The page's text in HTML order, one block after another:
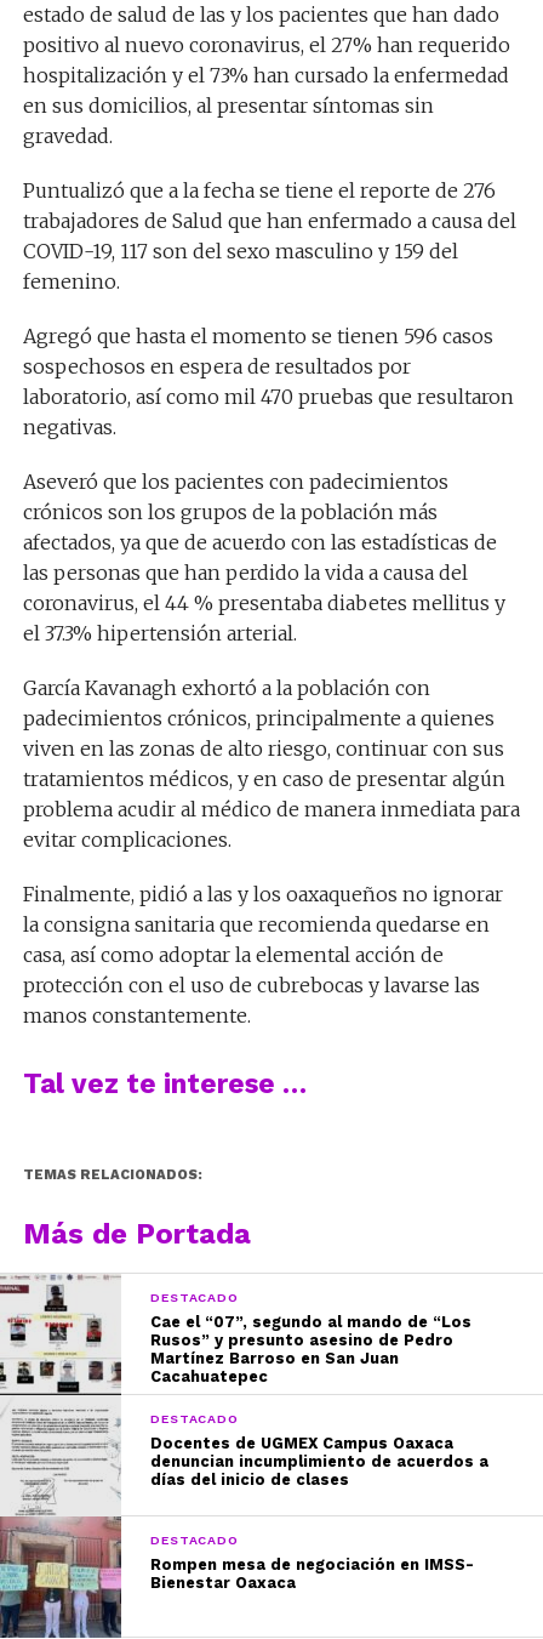
estado de salud de las y los pacientes que han dado
positivo al nuevo coronavirus, el 27% han requerido
hospitalización y el 73% han cursado la enfermedad
en sus domicilios, al presentar síntomas sin
gravedad.
Puntualizó que a la fecha se tiene el reporte de 276
trabajadores de Salud que han enfermado a causa del
COVID-19, 117 son del sexo masculino y 159 del
femenino.
Agregó que hasta el momento se tienen 596 casos
sospechosos en espera de resultados por
laboratorio, así como mil 470 pruebas que resultaron
negativas.
Aseveró que los pacientes con padecimientos
crónicos son los grupos de la población más
afectados, ya que de acuerdo con las estadísticas de
las personas que han perdido la vida a causa del
coronavirus, el 44 % presentaba diabetes mellitus y
el 37.3% hipertensión arterial.
García Kavanagh exhortó a la población con
padecimientos crónicos, principalmente a quienes
viven en las zonas de alto riesgo, continuar con sus
tratamientos médicos, y en caso de presentar algún
problema acudir al médico de manera inmediata para
evitar complicaciones.
Finalmente, pidió a las y los oaxaqueños no ignorar
la consigna sanitaria que recomienda quedarse en
casa, así como adoptar la elemental acción de
protección con el uso de cubrebocas y lavarse las
manos constantemente.
Tal vez te interese …
TEMAS RELACIONADOS:
Más de Portada
DESTACADO
Cae el “07”, segundo al mando de “Los
Rusos” y presunto asesino de Pedro
Martínez Barroso en San Juan
Cacahuatepec
DESTACADO
Docentes de UGMEX Campus Oaxaca
denuncian incumplimiento de acuerdos a
días del inicio de clases
DESTACADO
Rompen mesa de negociación en IMSS-
Bienestar Oaxaca